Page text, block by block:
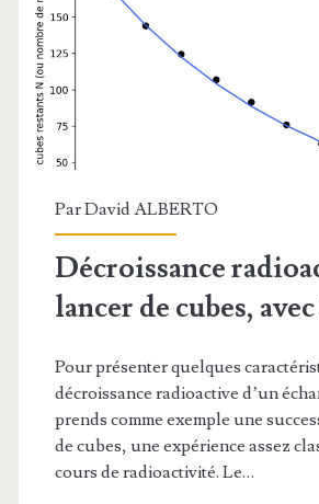
ultrasonore
ParDavid ALBERTO
Décroissance
lancer de cubes,
Pour présenter quelques
décroissance radioactive d’un
prends comme exemple une
de cubes, une expérience assez
cours de radioactivité. Le…